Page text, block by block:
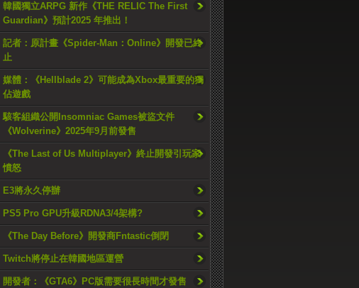
韓國獨立ARPG 新作《THE RELIC The First
Guardian》預計2025 年推出！
記者：原計畫《Spider-Man：Online》開發已終
止
媒體：《Hellblade 2》可能成為Xbox最重要的獨
佔遊戲
駭客組織公開Insomniac Games被盜文件
《Wolverine》2025年9月前發售
《The Last of Us Multiplayer》終止開發引玩家
憤怒
E3將永久停辦
PS5 Pro GPU升級RDNA3/4架構?
《The Day Before》開發商Fntastic倒閉
Twitch將停止在韓國地區運營
開發者：《GTA6》PC版需要很長時間才發售